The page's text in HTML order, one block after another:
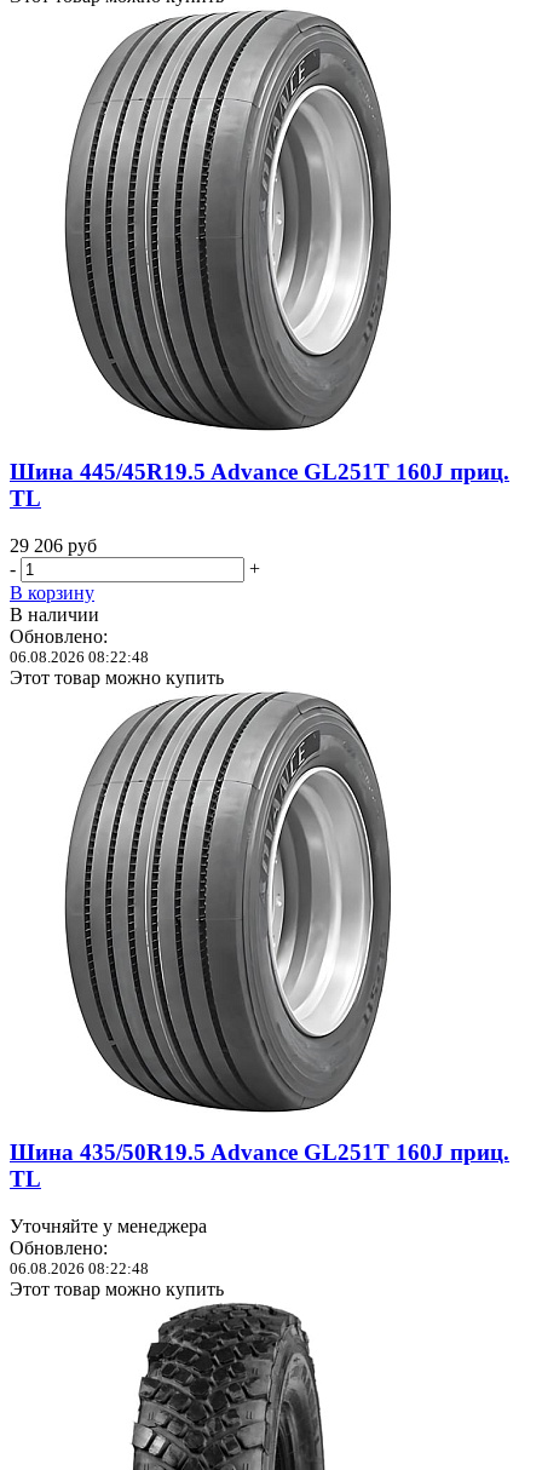
Шина 445/45R19.5 Advance GL251T 160J приц.
TL
29 206 руб
-
+
В корзину
В наличии
Обновлено:
06.08.2026 08:22:48
Этот товар можно купить
Шина 435/50R19.5 Advance GL251T 160J приц.
TL
Уточняйте у менеджера
Обновлено:
06.08.2026 08:22:48
Этот товар можно купить